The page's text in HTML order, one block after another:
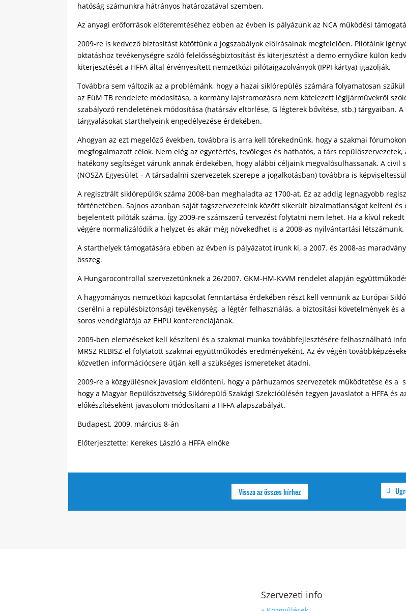
hatóság számunkra hátrányos határozatával szemben.
Az anyagi erőforrások előteremtéséhez ebben az évben is pályázunk az NCA működési
2009-re is kedvező biztosítást kötöttünk a jogszabályok előírásainak megfelelően. Pilótáink
oktatáshoz tevékenységre szóló felelősségbiztosítást és kiterjesztést a demo ernyőkre külön
kiterjesztését a HFFA által érvényesített nemzetközi pilótaigazolványok (IPPI kártya) igazolják.
Továbbra sem változik az a problémánk, hogy a hazai siklórepülés számára folyamatosan
az EüM TB rendelete módosítása, a kormány lajstromozásra nem kötelezett légijárművekről
szabályozó rendeletének módosítása (határsáv eltörlése, G légterek bővítése, stb.) tárgyaiban.
tárgyalásokat starthelyeink engedélyezése érdekében.
Ahogyan az ezt megelőző években, továbbra is arra kell törekednünk, hogy a szakmai
megfogalmazott célok. Nem elég az egyetértés, tevőleges és hathatós, a társ
hatékony segítséget várunk annak érdekében, hogy alábbi céljaink megvalósulhassanak. A civil
(NOSZA Egyesület – A társadalmi szervezetek szerepe a jogalkotásban) továbbra is
A regisztrált siklórepülők száma 2008-ban meghaladta az 1700-at. Ez az addig legnagyobb
történetében. Sajnos azonban saját tagszervezeteink között sikerült bizalmatlanságot kelteni és
bejelentett pilóták száma. Így 2009-re számszerű tervezést folytatni nem lehet. Ha a kívül
végére normalizálódik a helyzet és akár még növekedhet is a 2008-as nyilvántartási létszámunk.
A starthelyek támogatására ebben az évben is pályázatot írunk ki, a 2007. és 2008-as
összeg.
A Hungarocontrollal szervezetünknek a 26/2007. GKM-HM-KvVM rendelet alapján
A hagyományos nemzetközi kapcsolat fenntartása érdekében részt kell vennünk az Európai
cserélni a repülésbiztonsági tevékenység, a légtér felhasználás, a biztosítási követelmények és
soros vendéglátója az EHPU konferenciájának.
2009-ben elemzéseket kell készíteni és a szakmai munka továbbfejlesztésére felhasználható
MRSZ REBISZ-el folytatott szakmai együttműködés eredményeként. Az év végén
közvetlen információcsere útján kell a szükséges ismereteket átadni.
2009-re a közgyűlésnek javaslom eldönteni, hogy a párhuzamos szervezetek működtetése és a
hogy a Magyar Repülőszövetség Siklórepülő Szakági Szekcióülésén tegyen javaslatot a HFFA és
előkészítéseként javasolom módosítani a HFFA alapszabályát.
Budapest, 2009. március 8-án
Előterjesztette: Kerekes László a HFFA elnöke
Vissza az összes hírhez
Szervezeti info